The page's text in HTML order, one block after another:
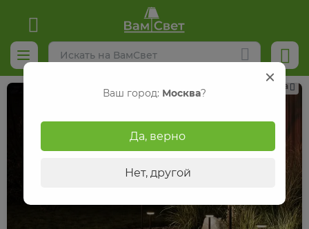
Реклама
Ваш город: Москва?
Да, верно
Нет, другой